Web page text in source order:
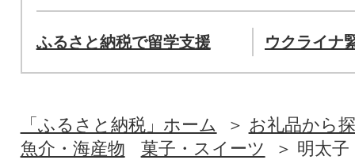
ふるさと納税で留学支援 ウクライナ
「ふるさと納税」ホーム
お礼品から
魚介・海産物
菓子・スイーツ 明太